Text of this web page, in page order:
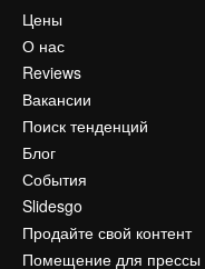
Цены
О нас
Reviews
Вакансии
Поиск тенденций
Блог
События
Slidesgo
Продайте свой контент
Помещение для прессы